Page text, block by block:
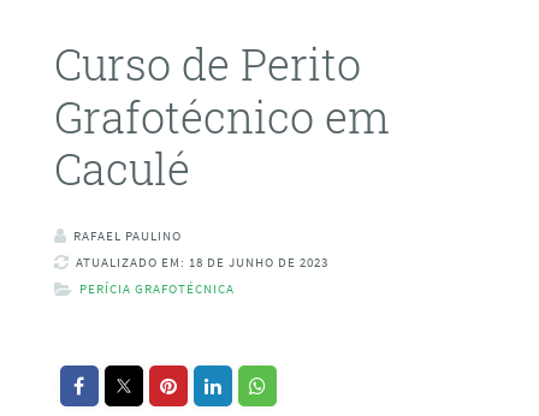
Curso de Perito
Grafotécnico em
Caculé
RAFAEL PAULINO
ATUALIZADO EM: 18 DE JUNHO DE 2023
PERÍCIA GRAFOTÉCNICA